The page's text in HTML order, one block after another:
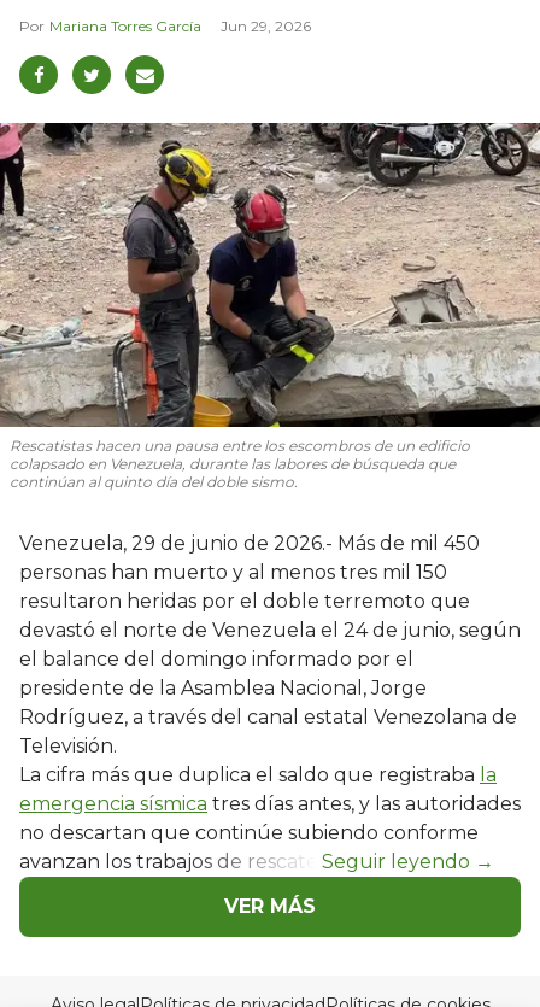
Mariana Torres García Jun 29, 2026
Rescatistas hacen una pausa entre los escombros de un edificio
colapsado en Venezuela, durante las labores de búsqueda que
continúan al quinto día del doble sismo.
Venezuela, 29 de junio de 2026.- Más de mil 450
personas han muerto y al menos tres mil 150
resultaron heridas por el doble terremoto que
devastó el norte de Venezuela el 24 de junio, según
el balance del domingo informado por el
presidente de la Asamblea Nacional, Jorge
Rodríguez, a través del canal estatal Venezolana de
Televisión.
La cifra más que duplica el saldo que registraba la
emergencia sísmica tres días antes, y las autoridades
no descartan que continúe subiendo conforme
avanzan los trabajos de rescate.
VER MÁS